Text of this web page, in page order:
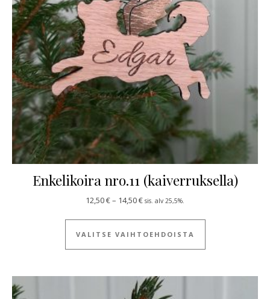
Enkelikoira nro.11 (kaiverruksella)
12,50€– 14,50€Hintaluokka: 12,50 € - 14,50 €
sis. alv 25,5%.
VALITSE VAIHTOEHDOISTA
Tällä tuotteella